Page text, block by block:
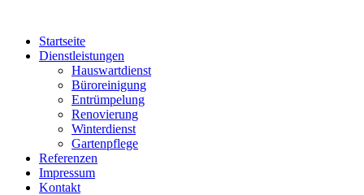
Startseite
Dienstleistungen
Hauswartdienst
Büroreinigung
Entrümpelung
Renovierung
Winterdienst
Gartenpflege
Referenzen
Impressum
Kontakt